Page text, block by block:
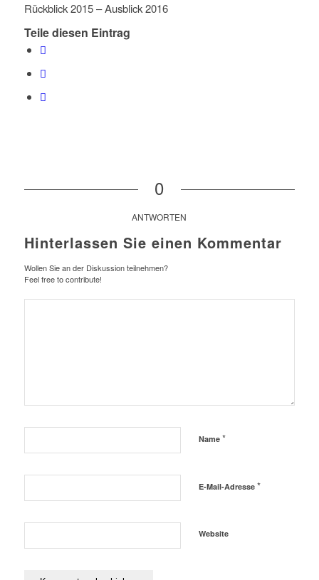
Rückblick 2015 – Ausblick 2016
Teile diesen Eintrag
0
ANTWORTEN
Hinterlassen Sie einen Kommentar
Wollen Sie an der Diskussion teilnehmen?
Feel free to contribute!
Name *
E-Mail-Adresse *
Website